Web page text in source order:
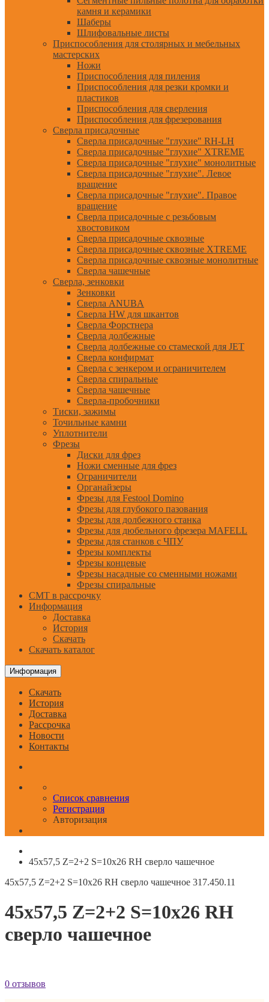
камня и керамики
Шаберы
Шлифовальные листы
Приспособления для столярных и мебельных
мастерских
Ножи
Приспособления для пиления
Приспособления для резки кромки и
пластиков
Приспособления для сверления
Приспособления для фрезерования
Сверла присадочные
Сверла присадочные "глухие" RH-LH
Сверла присадочные "глухие" XTREME
Сверла присадочные "глухие" монолитные
Сверла присадочные "глухие". Левое
вращение
Сверла присадочные "глухие". Правое
вращение
Сверла присадочные с резьбовым
хвостовиком
Сверла присадочные сквозные
Сверла присадочные сквозные XTREME
Сверла присадочные сквозные монолитные
Сверла чашечные
Сверла, зенковки
Зенковки
Сверла ANUBA
Сверла HW для шкантов
Сверла Форстнера
Сверла долбежные
Сверла долбежные со стамеской для JET
Сверла конфирмат
Сверла с зенкером и ограничителем
Сверла спиральные
Сверла чашечные
Сверла-пробочники
Тиски, зажимы
Точильные камни
Уплотнители
Фрезы
Диски для фрез
Ножи сменные для фрез
Ограничители
Органайзеры
Фрезы для Festool Domino
Фрезы для глубокого пазования
Фрезы для долбежного станка
Фрезы для дюбельного фрезера MAFELL
Фрезы для станков с ЧПУ
Фрезы комплекты
Фрезы концевые
Фрезы насадные со сменными ножами
Фрезы спиральные
CMT в рассрочку
Информация
Доставка
История
Скачать
Скачать каталог
Информация
Скачать
История
Доставка
Рассрочка
Новости
Контакты
Список сравнения
Регистрация
Авторизация
45x57,5 Z=2+2 S=10x26 RH сверло чашечное
45x57,5 Z=2+2 S=10x26 RH сверло чашечное 317.450.11
45x57,5 Z=2+2 S=10x26 RH
сверло чашечное
0 отзывов